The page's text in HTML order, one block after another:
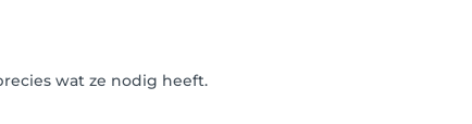
wat ze nodig heeft.